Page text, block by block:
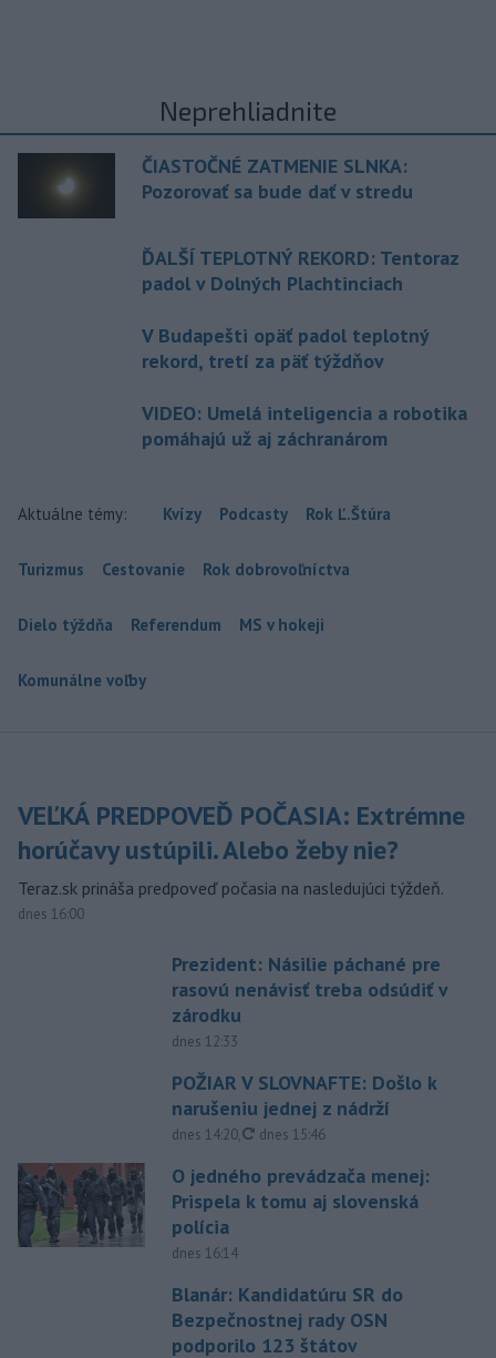
Neprehliadnite
ČIASTOČNÉ ZATMENIE SLNKA:
Pozorovať sa bude dať v stredu
ĎALŠÍ TEPLOTNÝ REKORD: Tentoraz
padol v Dolných Plachtinciach
V Budapešti opäť padol teplotný
rekord, tretí za päť týždňov
VIDEO: Umelá inteligencia a robotika
pomáhajú už aj záchranárom
Aktuálne témy: Kvízy Podcasty Rok Ľ.Štúra
Turizmus Cestovanie Rok dobrovoľníctva
Dielo týždňa Referendum MS v hokeji
Komunálne voľby
VEĽKÁ PREDPOVEĎ POČASIA: Extrémne
horúčavy ustúpili. Alebo žeby nie?
Teraz.sk prináša predpoveď počasia na nasledujúci týždeň.
dnes 16:00
Prezident: Násilie páchané pre
rasovú nenávisť treba odsúdiť v
zárodku
dnes 12:33
POŽIAR V SLOVNAFTE: Došlo k
narušeniu jednej z nádrží
dnes 14:20, aktualizované
dnes 15:46
O jedného prevádzača menej:
Prispela k tomu aj slovenská
polícia
dnes 16:14
Blanár: Kandidatúru SR do
Bezpečnostnej rady OSN
podporilo 123 štátov